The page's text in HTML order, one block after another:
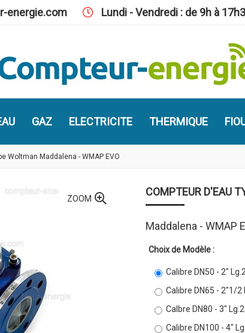
GAZ ELECTRICITE THERMIQUE
Woltman Maddalena - WMAP EVO
ZOOM
COMPTEUR D'EAU
Maddalena - WMAP
Choix de Modèle :
Calibre DN50 - 2"
Calibre DN65 - 2"1/
Calbre DN80 - 3"
Calibre DN100 - 4"
energie.com Lundi - Vendredi : de 9h à